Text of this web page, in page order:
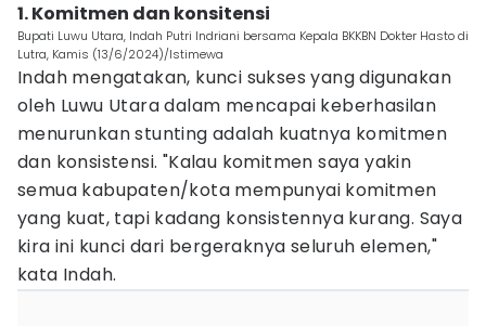
1. Komitmen dan konsitensi
Bupati Luwu Utara, Indah Putri Indriani bersama Kepala BKKBN Dokter Hasto di
Lutra, Kamis (13/6/2024)/Istimewa
Indah mengatakan, kunci sukses yang digunakan
oleh Luwu Utara dalam mencapai keberhasilan
menurunkan stunting adalah kuatnya komitmen
dan konsistensi. "Kalau komitmen saya yakin
semua kabupaten/kota mempunyai komitmen
yang kuat, tapi kadang konsistennya kurang. Saya
kira ini kunci dari bergeraknya seluruh elemen,"
kata Indah.